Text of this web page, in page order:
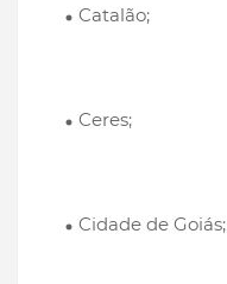
Catalão;
Ceres;
Cidade de Goiás;